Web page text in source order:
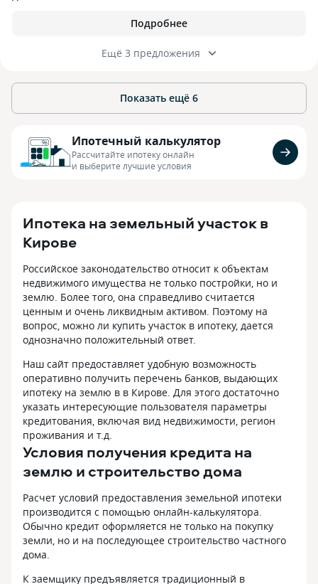
Подробнее
Ещё 3 предложения
Показать ещё 6
Ипотечный калькулятор
Рассчитайте ипотеку онлайн
и выберите лучшие условия
Ипотека на земельный участок в
Кирове
Российское законодательство относит к объектам
недвижимого имущества не только постройки, но и
землю. Более того, она справедливо считается
ценным и очень ликвидным активом. Поэтому на
вопрос, можно ли купить участок в ипотеку, дается
однозначно положительный ответ.
Наш сайт предоставляет удобную возможность
оперативно получить перечень банков, выдающих
ипотеку на землю в в Кирове. Для этого достаточно
указать интересующие пользователя параметры
кредитования, включая вид недвижимости, регион
проживания и т.д.
Условия получения кредита на
землю и строительство дома
Расчет условий предоставления земельной ипотеки
производится с помощью онлайн-калькулятора.
Обычно кредит оформляется не только на покупку
земли, но и на последующее строительство частного
дома.
К заемщику предъявляется традиционный в